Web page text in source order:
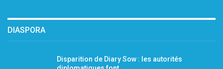
DIASPORA
Disparition de Diary Sow : les autorités